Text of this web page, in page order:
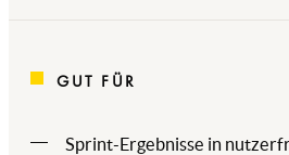
GUT FÜR
Sprint-Ergebnisse in